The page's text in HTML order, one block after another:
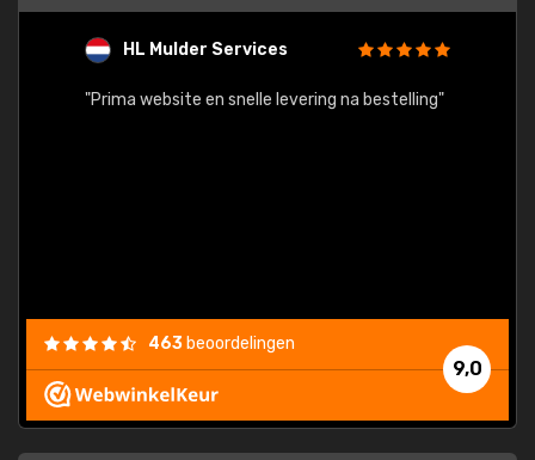
HL Mulder Services
"Prima website en snelle levering na bestelling"
9,0
463 beoordelingen